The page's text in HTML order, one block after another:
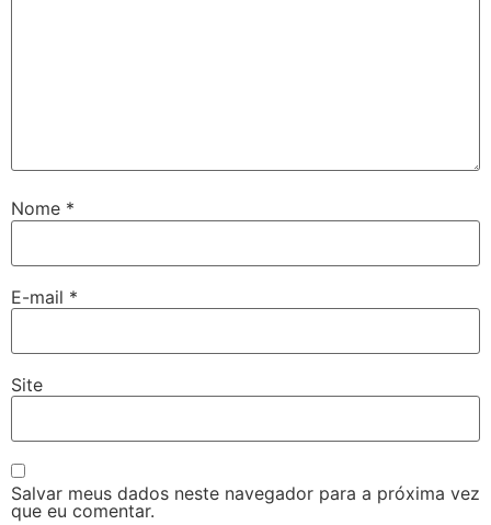
Nome *
E-mail *
Site
Salvar meus dados neste navegador para a próxima vez
que eu comentar.